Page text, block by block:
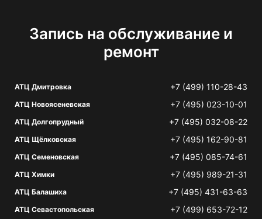
Запись на обслуживание и
ремонт
АТЦ Дмитровка +7 (499) 110-28-43
АТЦ Новоясеневская +7 (495) 023-10-01
АТЦ Долгопрудный +7 (495) 032-08-22
АТЦ Щёлковская +7 (495) 162-90-81
АТЦ Семеновская +7 (495) 085-74-61
АТЦ Химки +7 (495) 989-21-31
АТЦ Балашиха +7 (495) 431-63-63
АТЦ Севастопольская +7 (499) 653-72-12